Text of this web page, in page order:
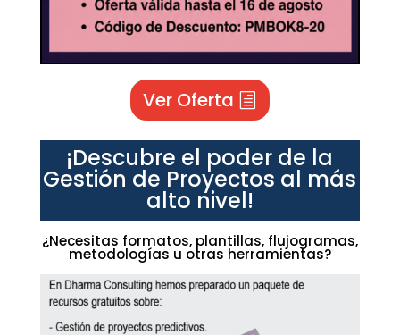
Ver Oferta
¡Descubre el poder de la
Gestión de Proyectos al más
alto nivel!
¿Necesitas formatos, plantillas, flujogramas,
metodologías u otras herramientas?